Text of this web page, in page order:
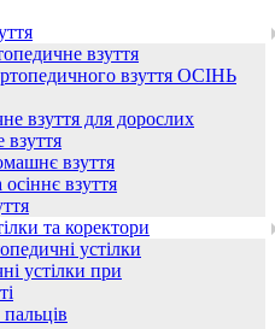
взуття
взуття ОСІНЬ
взуття для дорослих
взуття
взуття
взуття
та коректори
устілки
устілки при